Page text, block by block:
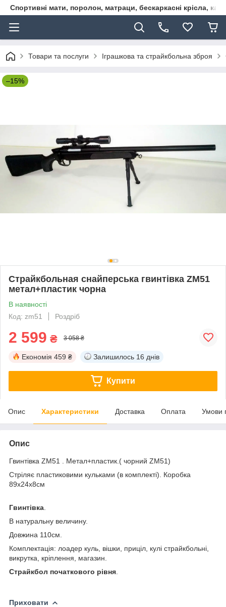
Спортивні мати, поролон, матраци, бескаркасні крісла,
Товари та послуги Іграшкова та страйкбольна зброя
–15%
Cтрайкбольная снайперська гвинтівка ZM51
метал+пластик чорна
В наявності
Код: zm51
Роздріб
2 599 ₴ 3 058 ₴
Економія 459 ₴ Залишилось 16 днів
Купити
Опис Характеристики Доставка Оплата Умови
Опис
Гвинтівка ZM51 . Метал+пластик.( чорний ZM51)
Стріляє пластиковими кульками (в комплекті). Коробка
89х24х8см
Гвинтівка
В натуральну величину.
Довжина 110см.
Комплектація: лоадер куль, вішки, приціл, кулі страйкбольні,
викрутка, кріплення, магазин.
Страйкбол початкового рівня
Приховати